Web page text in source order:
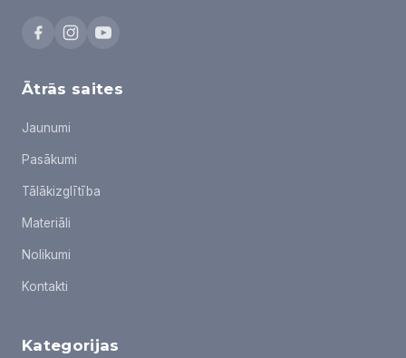
Ātrās saites
Jaunumi
Pasākumi
Tālākizglītība
Materiāli
Nolikumi
Kontakti
Kategorijas